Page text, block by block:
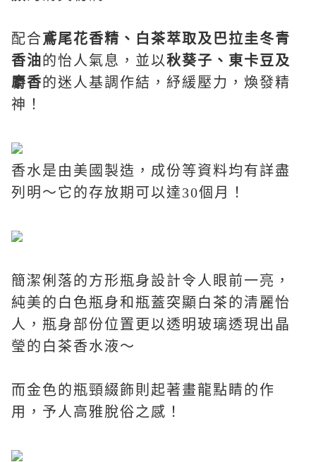
配合鳶尾花香精、白茶萃取及巴拉圭冬青
香油的怡人氣息，並以秋葵子、東卡豆及
麝香的迷人基調作結，紓緩壓力，煥發精
神！
香水是由美國製造，成份等資料均有詳盡
列明～它的存放期可以達30個月！
簡潔俐落的方形瓶身設計令人眼前一亮 ，
純美的白色瓶身和瓶蓋突顯白茶的清麗怡
人，瓶身部份位置更以透明玻璃透現出晶
瑩的白茶香水液～
而金色的瓶頸綴飾則起著畫龍點睛的作
用，予人高雅脫俗之感 ！